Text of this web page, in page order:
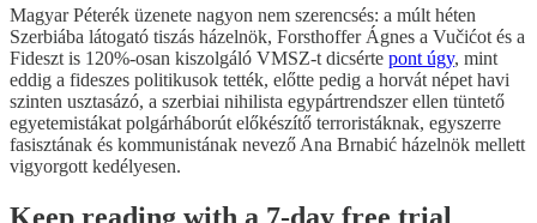
Magyar Péterék üzenete nagyon nem szerencsés: a múlt héten
Szerbiába látogató tiszás házelnök, Forsthoffer Ágnes a Vučićot és a
Fideszt is 120%-osan kiszolgáló VMSZ-t dicsérte pont úgy, mint
eddig a fideszes politikusok tették, előtte pedig a horvát népet havi
szinten usztasázó, a szerbiai nihilista egypártrendszer ellen tüntető
egyetemistákat polgárháborút előkészítő terroristáknak, egyszerre
fasisztának és kommunistának nevező Ana Brnabić házelnök mellett
vigyorgott kedélyesen.